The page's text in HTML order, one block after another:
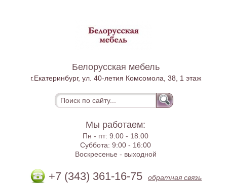
Белорусская мебель
г.Екатеринбург, ул. 40-летия Комсомола, 38, 1 этаж
Мы работаем:
Пн - пт:9.00 - 18.00
Суббота:9:00 - 16:00
Воскресенье - выходной
+7 (343) 361-16-75 обратная связь